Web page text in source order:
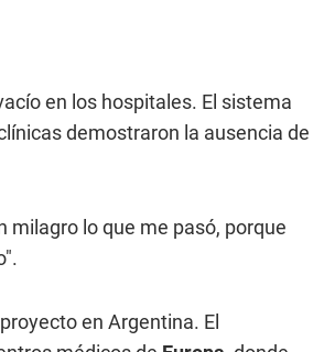
en los hospitales. El sistema
demostraron la ausencia de
milagro lo que me pasó, porque
en Argentina. El